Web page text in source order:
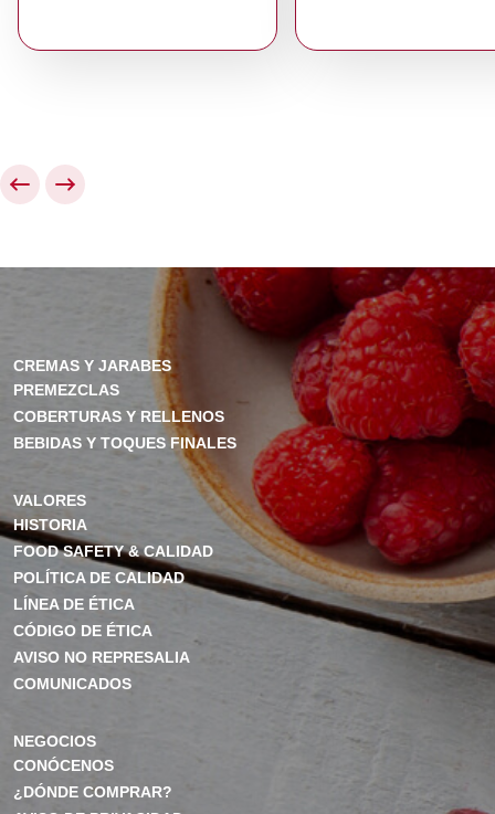
CREMAS Y JARABES
PREMEZCLAS
COBERTURAS Y RELLENOS
BEBIDAS Y TOQUES FINALES
VALORES
HISTORIA
FOOD SAFETY & CALIDAD
POLÍTICA DE CALIDAD
LÍNEA DE ÉTICA
CÓDIGO DE ÉTICA
AVISO NO REPRESALIA
COMUNICADOS
NEGOCIOS
CONÓCENOS
¿DÓNDE COMPRAR?